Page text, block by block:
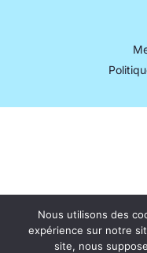
Nous utilisons des
expérience sur notre
site, nous